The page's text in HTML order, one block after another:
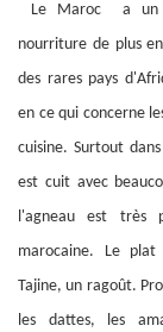
Le Maroc a un
nourriture de plus
des rares pays
en ce qui concerne
cuisine. Surtout
est cuit avec
l'agneau est très
marocaine. Le
Tajine, un ragoût.
les dattes, les